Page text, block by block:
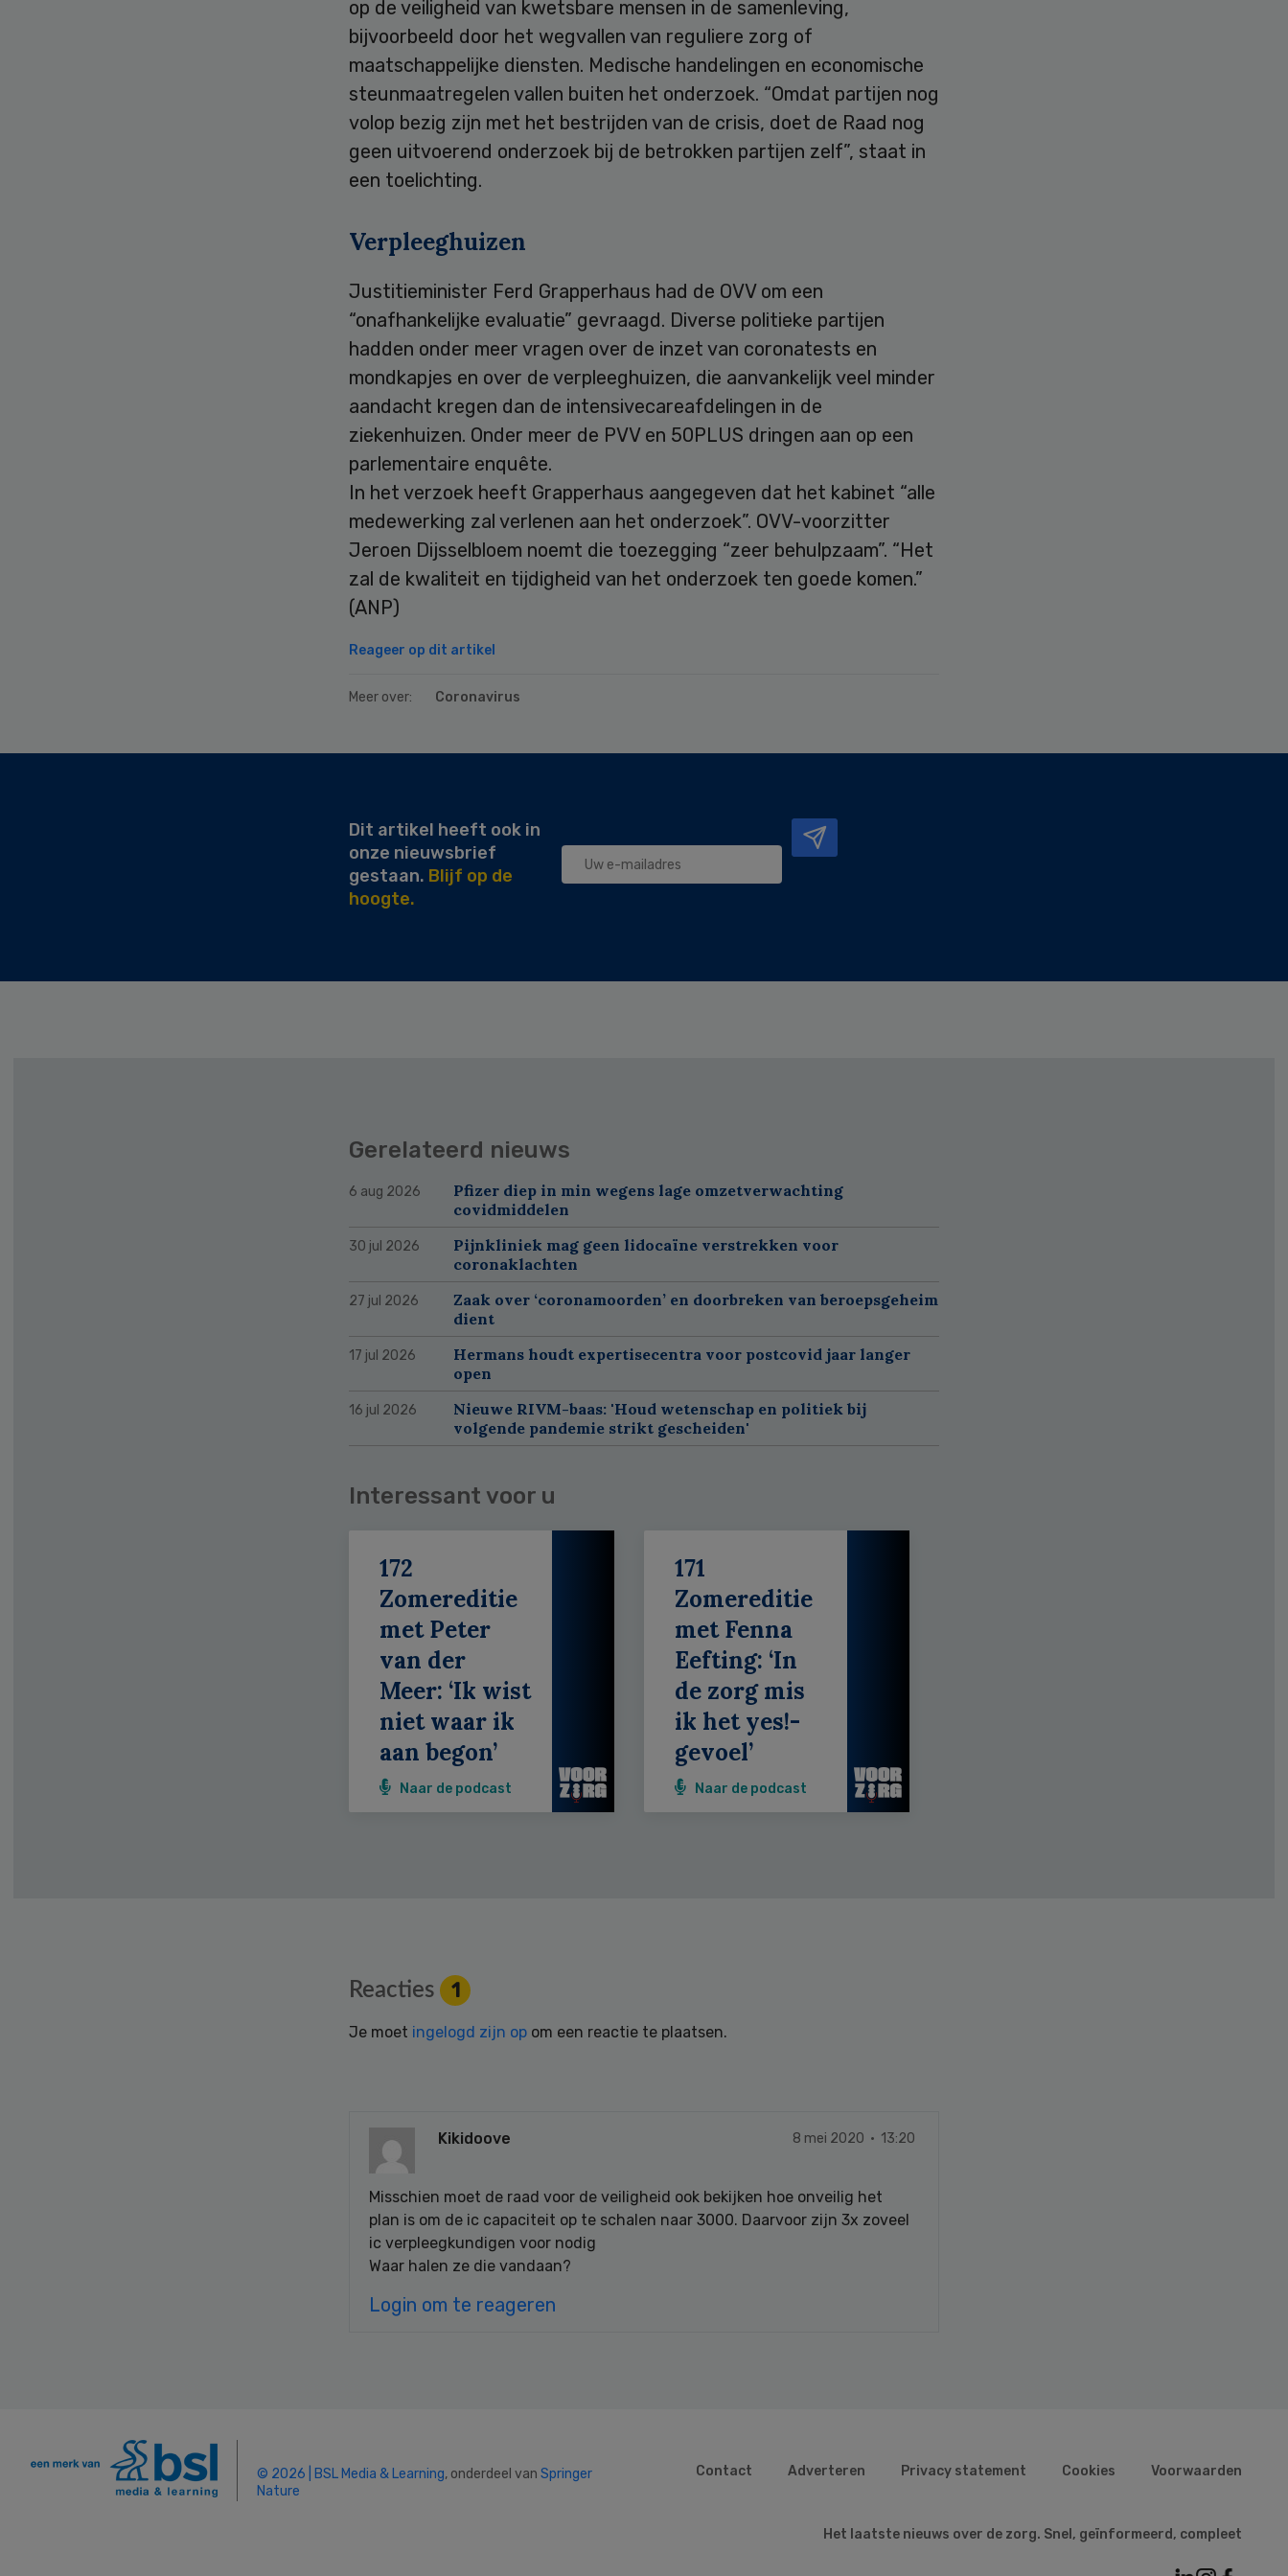
op de veiligheid van kwetsbare mensen in de samenleving,
bijvoorbeeld door het wegvallen van reguliere zorg of
maatschappelijke diensten. Medische handelingen en economische
steunmaatregelen vallen buiten het onderzoek. “Omdat partijen nog
volop bezig zijn met het bestrijden van de crisis, doet de Raad nog
geen uitvoerend onderzoek bij de betrokken partijen zelf”, staat in
een toelichting.
Verpleeghuizen
Justitieminister Ferd Grapperhaus had de OVV om een
“onafhankelijke evaluatie” gevraagd. Diverse politieke partijen
hadden onder meer vragen over de inzet van coronatests en
mondkapjes en over de verpleeghuizen, die aanvankelijk veel minder
aandacht kregen dan de intensivecareafdelingen in de
ziekenhuizen. Onder meer de PVV en 50PLUS dringen aan op een
parlementaire enquête.
In het verzoek heeft Grapperhaus aangegeven dat het kabinet “alle
medewerking zal verlenen aan het onderzoek”. OVV-voorzitter
Jeroen Dijsselbloem noemt die toezegging “zeer behulpzaam”. “Het
zal de kwaliteit en tijdigheid van het onderzoek ten goede komen.”
(ANP)
Reageer op dit artikel
Meer over: Coronavirus
Dit artikel heeft ook in
onze nieuwsbrief
gestaan. Blijf op de
hoogte.
Gerelateerd nieuws
6 aug 2026
Pfizer diep in min wegens lage omzetverwachting
covidmiddelen
30 jul 2026
Pijnkliniek mag geen lidocaïne verstrekken voor
coronaklachten
27 jul 2026
Zaak over ‘coronamoorden’ en doorbreken van beroepsgeheim
dient
17 jul 2026
Hermans houdt expertisecentra voor postcovid jaar langer
open
16 jul 2026
Nieuwe RIVM-baas: 'Houd wetenschap en politiek bij
volgende pandemie strikt gescheiden'
Interessant voor u
172
Zomereditie
met Peter
van der
Meer: ‘Ik wist
niet waar ik
aan begon’
Naar de podcast
171
Zomereditie
met Fenna
Eefting: ‘In
de zorg mis
ik het yes!-
gevoel’
Naar de podcast
Reacties 1
Je moet ingelogd zijn op om een reactie te plaatsen.
Kikidoove 8 mei 2020 · 13:20
Misschien moet de raad voor de veiligheid ook bekijken hoe onveilig het
plan is om de ic capaciteit op te schalen naar 3000. Daarvoor zijn 3x zoveel
ic verpleegkundigen voor nodig
Waar halen ze die vandaan?
Login om te reageren
© 2026 | BSL Media & Learning, onderdeel van Springer
Nature
Contact Adverteren Privacy statement Cookies Voorwaarden
Het laatste nieuws over de zorg. Snel, geïnformeerd, compleet